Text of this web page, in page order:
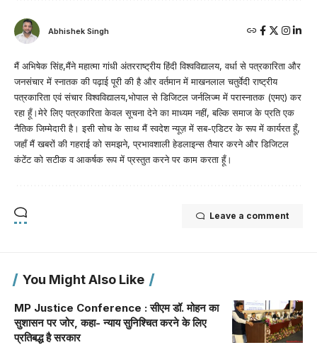
Abhishek Singh
मैं अभिषेक सिंह,मैंने महात्मा गांधी अंतरराष्ट्रीय हिंदी विश्वविद्यालय, वर्धा से पत्रकारिता और
जनसंचार में स्नातक की पढ़ाई पूरी की है और वर्तमान में माखनलाल चतुर्वेदी राष्ट्रीय
पत्रकारिता एवं संचार विश्वविद्यालय,भोपाल से डिजिटल जर्नलिज्म में परास्नातक (एमए) कर
रहा हूँ।मेरे लिए पत्रकारिता केवल सूचना देने का माध्यम नहीं, बल्कि समाज के प्रति एक
नैतिक जिम्मेदारी है। इसी सोच के साथ मैं स्वदेश न्यूज़ में सब-एडिटर के रूप में कार्यरत हूँ,
जहाँ मैं खबरों की गहराई को समझने, प्रभावशाली हेडलाइन्स तैयार करने और डिजिटल
कंटेंट को सटीक व आकर्षक रूप में प्रस्तुत करने पर काम करता हूँ।
Leave a comment
You Might Also Like
MP Justice Conference : सीएम डॉ. मोहन का
सुशासन पर जोर, कहा- न्याय सुनिश्चित करने के लिए
प्रतिबद्ध है सरकार